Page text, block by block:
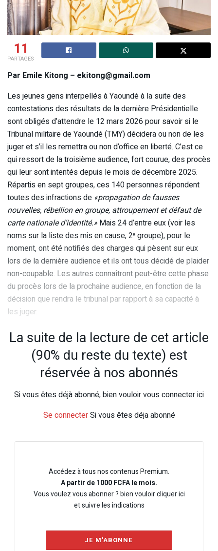
11
PARTAGES
Par Emile Kitong – ekitong@gmail.com
Les jeunes gens interpellés à Yaoundé à la suite des
contestations des résultats de la dernière Présidentielle
sont obligés d’attendre le 12 mars 2026 pour savoir si le
Tribunal militaire de Yaoundé (TMY) décidera ou non de les
juger et s’il les remettra ou non d’office en liberté. C’est ce
qui ressort de la troisième audience, fort courue, des procès
qui leur sont intentés depuis le mois de décembre 2025.
Répartis en sept groupes, ces 140 personnes répondent
toutes des infractions de «propagation de fausses
nouvelles, rébellion en groupe, attroupement et défaut de
carte nationale d’identité.» Mais 24 d’entre eux (voir les
noms sur la liste des mis en cause, 2e groupe), pour le
moment, ont été notifiés des charges qui pèsent sur eux
lors de la dernière audience et ils ont tous décidé de plaider
non-coupable. Les autres connaîtront peut-être cette phase
du procès lors de la prochaine audience, en fonction de la
décision que rendra le tribunal par rapport à sa capacité à
les juger.
La suite de la lecture de cet article
(90% du reste du texte) est
réservée à nos abonnés
Si vous êtes déjà abonné, bien vouloir vous connecter ici
Se connecterSi vous êtes déja abonné
Accédez à tous nos contenus Premium.
A partir de 1000 FCFA le mois.
Vous voulez vous abonner ? bien vouloir cliquer ici
et suivre les indications
JE M'ABONNE